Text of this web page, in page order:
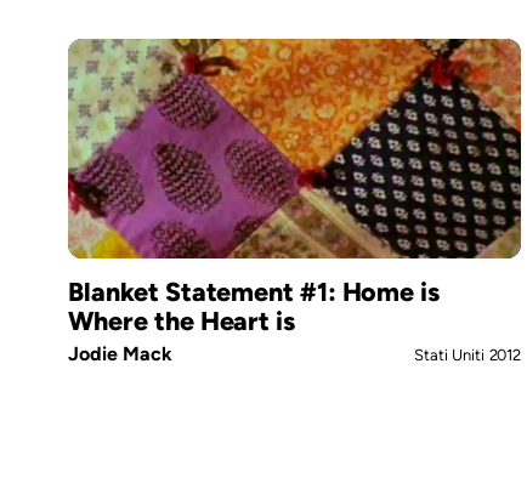
Blanket Statement #1: Home is
Where the Heart is
Jodie Mack Stati Uniti 2012